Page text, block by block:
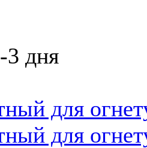
дня
для
для